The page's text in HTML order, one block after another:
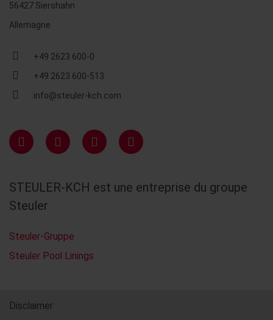
56427 Siershahn
Allemagne
+49 2623 600-0
+49 2623 600-513
info@steuler-kch.com
STEULER-KCH est une entreprise du groupe
Steuler
Steuler-Gruppe
Steuler Pool Linings
Disclaimer